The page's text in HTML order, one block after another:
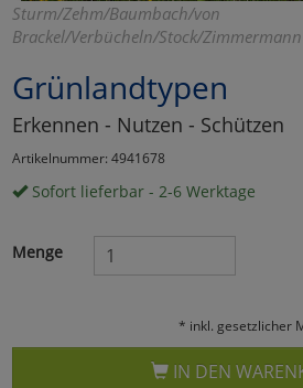
Sturm/Zehm/Baumbach/von
Brackel/Verbücheln/Stock/Zimmermann
Grünlandtypen
Erkennen - Nutzen - Schützen
Artikelnummer: 4941678
Sofort lieferbar - 2-6 Werktage
Menge
* inkl. gesetzlicher
IN DEN
Marketing
Umfragetools
Cookies
Alle Akzeptieren
Cookies
Einstellungen
zurück